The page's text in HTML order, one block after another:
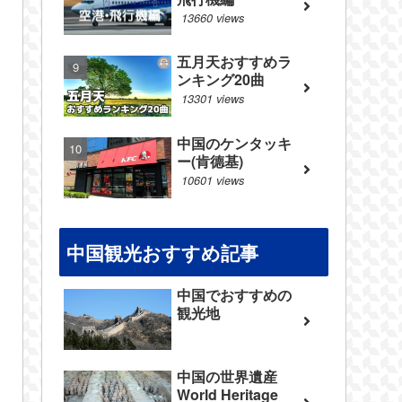
13660 views
五月天おすすめラ
ンキング20曲
13301 views
中国のケンタッキ
ー(肯德基)
10601 views
中国観光おすすめ記事
中国でおすすめの
観光地
中国の世界遺産
World Heritage